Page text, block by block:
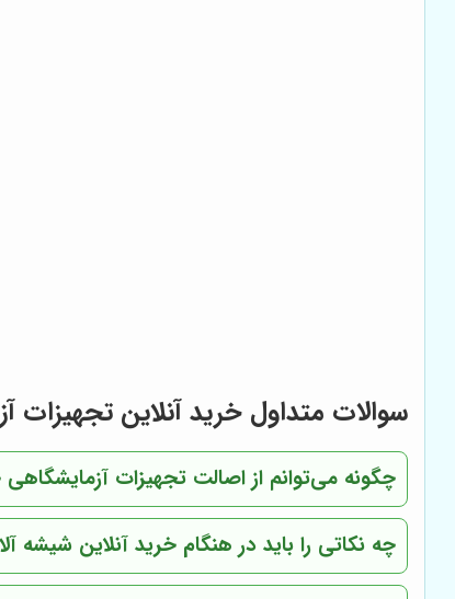
سوالات متداول خرید آنلاین تجهیزات
چگونه می‌توانم از اصالت تجهیزات
چه نکاتی را باید در هنگام خرید آنلاین شیشه